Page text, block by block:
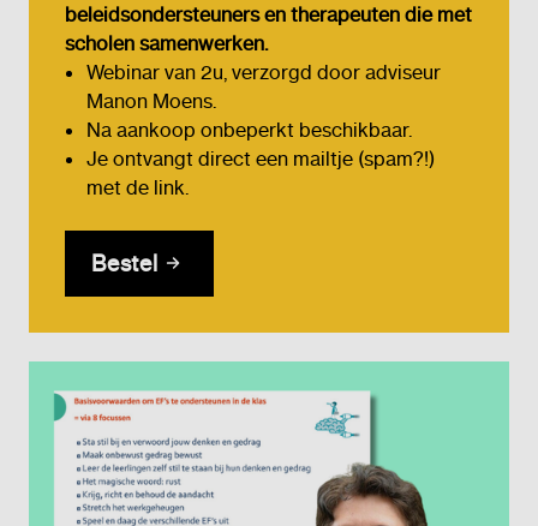
beleidsondersteuners en therapeuten die met
scholen samenwerken.
Webinar van 2u, verzorgd door adviseur
Manon Moens.
Na aankoop onbeperkt beschikbaar.
Je ontvangt direct een mailtje (spam?!)
met de link.
Bestel